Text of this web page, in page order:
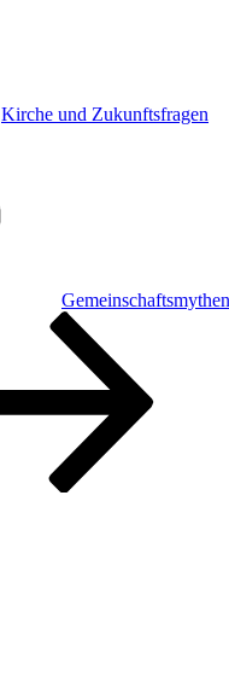
Kirche und Zukunftsfragen